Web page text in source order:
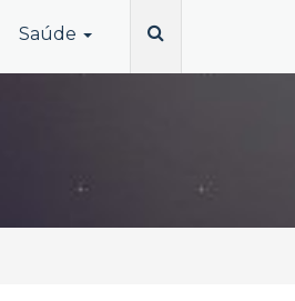
Saúde